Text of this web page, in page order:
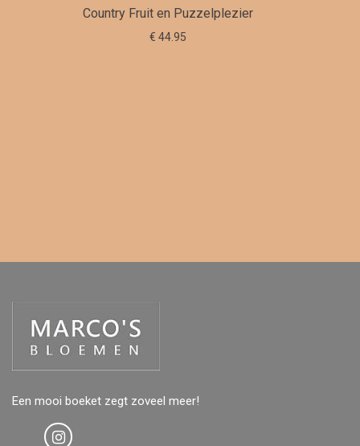
Country Fruit en Puzzelplezier
€ 44.95
Een mooi boeket zegt zoveel meer!